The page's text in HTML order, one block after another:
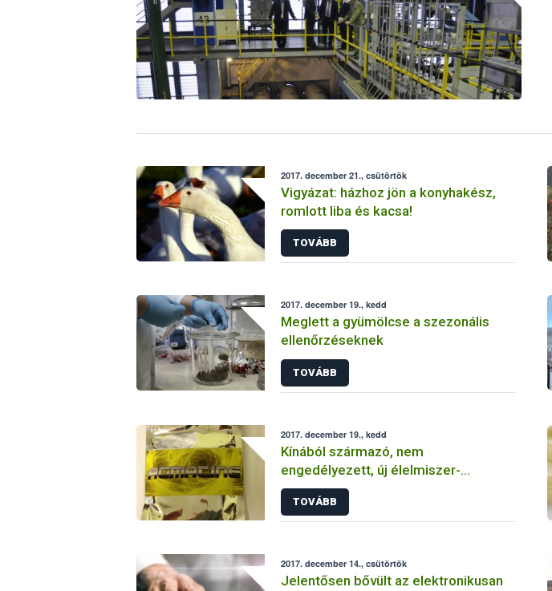
2017. december 21., csütörtök
Vigyázat: házhoz jön a konyhakész,
romlott liba és kacsa!
TOVÁBB
2017. december 19., kedd
Meglett a gyümölcse a szezonális
ellenőrzéseknek
TOVÁBB
2017. december 19., kedd
Kínából származó, nem
engedélyezett, új élelmiszer-
összetevőt tartalmazó készítmény
kerülhetett forgalomba
TOVÁBB
2017. december 14., csütörtök
Jelentősen bővült az elektronikusan